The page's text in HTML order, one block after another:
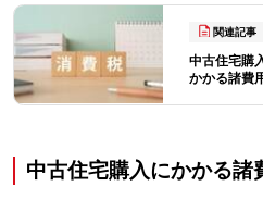
関連記事
中古住宅購
かかる諸費
中古住宅購入にかかる諸